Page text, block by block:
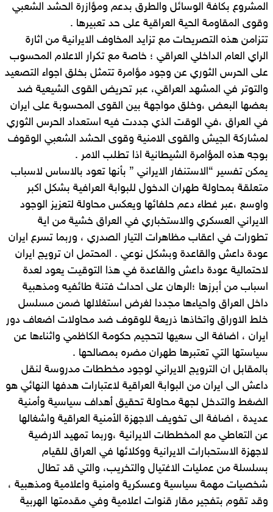
المشروع بكافة الوسائل والطرق بدعم ومؤازرة الحشد الشعبي
وقوى المقاومة الحية العراقية على حد تعبيرها .
تتزامن هذه التصريحات مع تزايد المخاوف الايرانية من اثارة
الراي العام الداخلي العراقي ؛ خاصة مع تكرار الاعلام المحسوب
على الحرس الثوري عن وجود مؤامرة تتمثل بخلق اجواء التصعيد
والتوتر في المشهد العراقي، عبر تحريض القوى الشيعية ضد
بعضها البعض ،وخلق مواجهة بين القوى المحسوبة على ايران
في العراق ،في الوقت الذي جددت فيه استعداد الحرس الثوري
لمشاركة الجيش والقوى الامنية وقوى الحشد الشعبي الوقوف
بوجه هذه المؤامرة الشيطانية اذا تطلب الامر .
يمكن تفسير “الاستنفار الايراني ” بأنها تعود بالاساس لاسباب
متعلقة بمحاولة طهران الدخول للبوابة العرافية بشكل اكبر
واوسع ،عبر غطاء دعم حلفائها ويعكس محاولة لتعزيز الوجود
الايراني العسكري والاستخباري في العراق خشية من اية
تطورات في اعقاب مظاهرات التيار الصدري ، وربما تسرع ايران
عودة داعش والقاعدة وبشكل نوعي . المحتمل ان ترويج ايران
لاحتمالية عودة داعش والقاعدة في هذا التوقيت يعود لعدة
اسباب من أبرزها ؛الرهان على احداث فتنة طائفيه ومذهبية
داخل العراق واحياءها مجددا لغرض استغلالها ضمن مسلسل
خلط الاوراق واتخاذها ذريعة للوقوف ضد محاولات اضعاف دور
ايران ، اضافة الى سعيها لتحجيم حكومة الكاظمي واثناءها عن
سياستها التي تعتبرها طهران مضره بمصالحها .
بالمقابل ان الترويج الايراني لوجود مخططات مدروسة لنقل
داعش الى ايران من البوابة العراقية لاعتبارات هدفها النهائي هو
الضغط والتدخل لجهة محاولة تحقيق أهداف سياسية وأمنية
عديدة ، اضافة الى تخويف الاجهزة الأمنية العراقية واشغالها
عن التعاطي مع المخططات الايرانية ،وربما تمهيد الارضية
لاجهزة الاستحبارات الايرانية ووكلائها في العراق للقيام
بسلسلة من عمليات الاغتيال والتخريب، والتي قد تطال
شخصيات مهمة سياسية وعسكرية وامنية واعلامية ومذهبية ،
وقد تقوم بتفجير مقار قنوات اعلامية وفي مقدمتها الهربية